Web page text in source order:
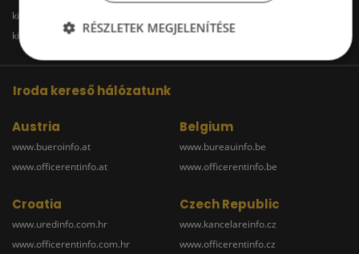
kiadoraktarbudapest.hu
kiadoraktardebrecen.hu
raktarszekesfehervar.hu
Iroda kereső hálózatunk
Austria
www.bueroinfo.at
www.officerentinfo.at
Belgium
www.bureauinfo.be
www.officerentinfo.be
Croatia
www.uredinfo.com.hr
www.officerentinfo.com.hr
Czech Republic
www.kancelareinfo.cz
www.officerentinfo.cz
RÉSZLETEK MEGJELENÍTÉSE